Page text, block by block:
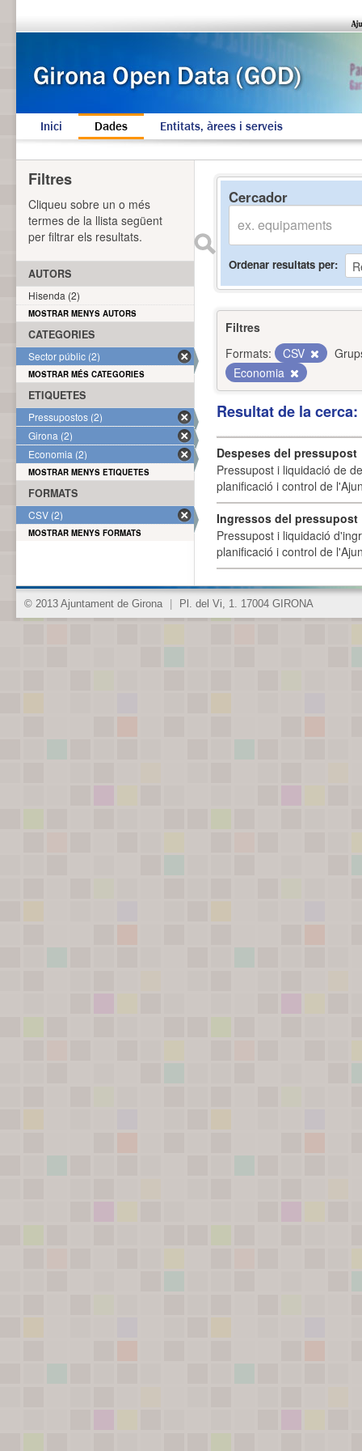
Inici Dades Entitats, àrees i serveis
Cercador
Ordenar resultats per
Filtres
Formats:
CSV
Economia
Resultat de la
Despeses del pressupost
Pressupost i liquidació de
planificació i control de
Ingressos del pressupost
Pressupost i liquidació
planificació i control de
Filtres
Cliqueu sobre un o més
termes de la llista següent
per filtrar els resultats.
AUTORS
Hisenda (2)
MOSTRAR MENYS AUTORS
CATEGORIES
Sector públic (2)
MOSTRAR MÉS CATEGORIES
ETIQUETES
Pressupostos (2)
Girona (2)
Economia (2)
MOSTRAR MENYS ETIQUETES
FORMATS
CSV (2)
MOSTRAR MENYS FORMATS
© 2013 Ajuntament de Girona Pl. del Vi, 1. 17004 GIRONA